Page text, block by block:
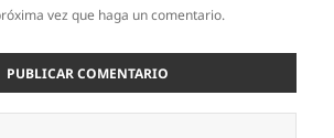
vez que haga un comentario.